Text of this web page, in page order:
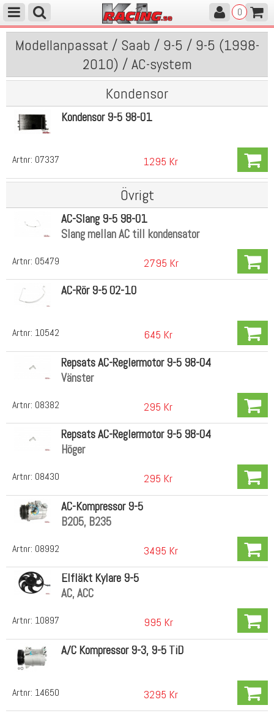
0
Modellanpassat / Saab / 9-5 / 9-5 (1998-
2010) / AC-system
Kondensor
Artnr: 07337
Kondensor 9-5 98-01
1295 Kr
Övrigt
Artnr: 05479
AC-Slang 9-5 98-01
Slang mellan AC till kondensator
2795 Kr
Artnr: 10542
AC-Rör 9-5 02-10
645 Kr
Artnr: 08382
Repsats AC-Reglermotor 9-5 98-04
Vänster
295 Kr
Artnr: 08430
Repsats AC-Reglermotor 9-5 98-04
Höger
295 Kr
Artnr: 08992
AC-Kompressor 9-5
B205, B235
3495 Kr
Artnr: 10897
Elfläkt Kylare 9-5
AC, ACC
995 Kr
Artnr: 14650
A/C Kompressor 9-3, 9-5 TiD
3295 Kr